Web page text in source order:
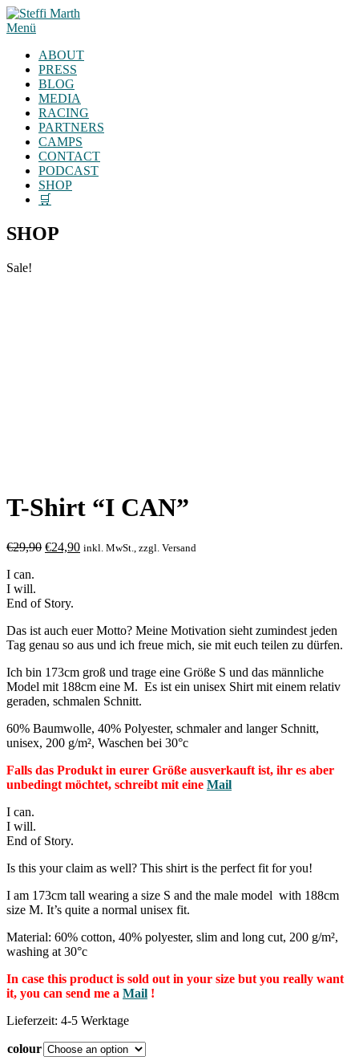
Zum
Inhalt
Menü
ABOUT
PRESS
BLOG
MEDIA
RACING
PARTNERS
CAMPS
CONTACT
PODCAST
SHOP
🛒
SHOP
Sale!
T-Shirt “I CAN”
€29,90 €24,90 inkl. MwSt., zzgl. Versand
I can.
I will.
End of Story.
Das ist auch euer Motto? Meine Motivation sieht zumindest jeden
Tag genau so aus und ich freue mich, sie mit euch teilen zu dürfen.
Ich bin 173cm groß und trage eine Größe S und das männliche
Model mit 188cm eine M. Es ist ein unisex Shirt mit einem relativ
geraden, schmalen Schnitt.
60% Baumwolle, 40% Polyester, schmaler and langer Schnitt,
unisex, 200 g/m², Waschen bei 30°c
Falls das Produkt in eurer Größe ausverkauft ist, ihr es aber
unbedingt möchtet, schreibt mit eine Mail
I can.
I will.
End of Story.
Is this your claim as well? This shirt is the perfect fit for you!
I am 173cm tall wearing a size S and the male model with 188cm
size M. It’s quite a normal unisex fit.
Material: 60% cotton, 40% polyester, slim and long cut, 200 g/m²,
washing at 30°c
In case this product is sold out in your size but you really want
it, you can send me a Mail !
Lieferzeit: 4-5 Werktage
colour